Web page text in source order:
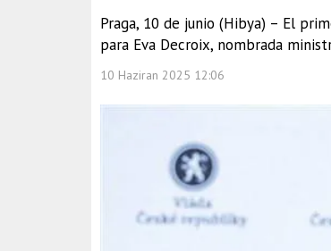
Praga, 10 de junio (Hibya) – El
para Eva Decroix, nombrada
10 Haziran 2025 12:06